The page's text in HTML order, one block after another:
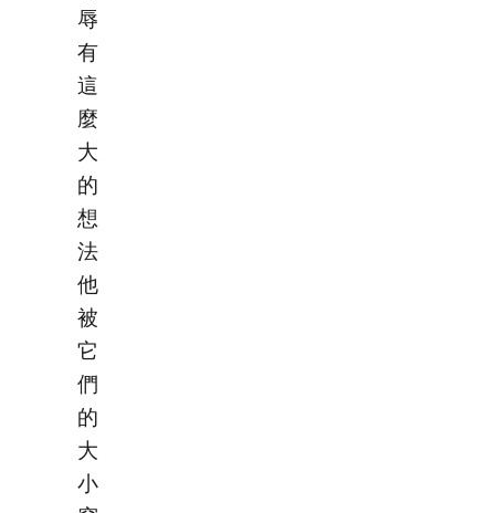
辱
有
這
麼
大
的
想
法
他
被
它
們
的
大
小